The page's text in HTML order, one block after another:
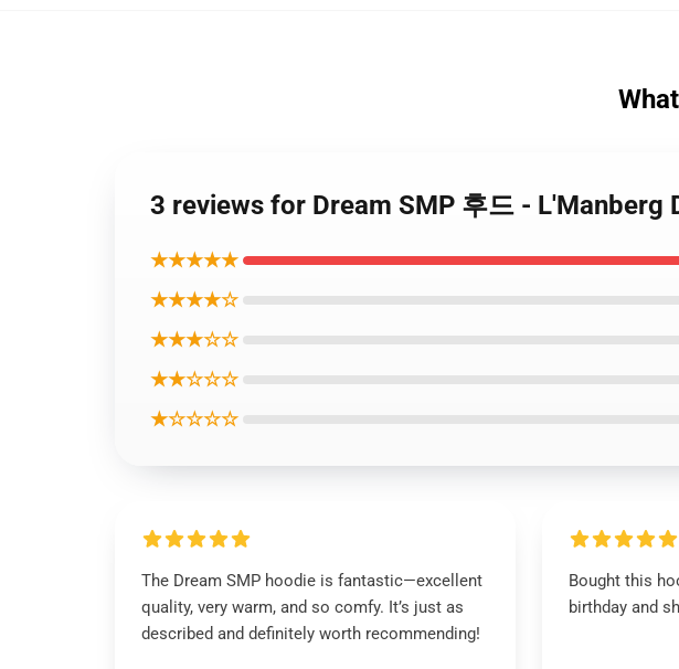
3 reviews for Dream SMP 후드 - L'Manberg
★★★★★
★★★★☆
★★★☆☆
★★☆☆☆
★☆☆☆☆
The Dream SMP hoodie is fantastic—excellent
quality, very warm, and so comfy. It’s just as
described and definitely worth recommending!
Bought this
birthday and